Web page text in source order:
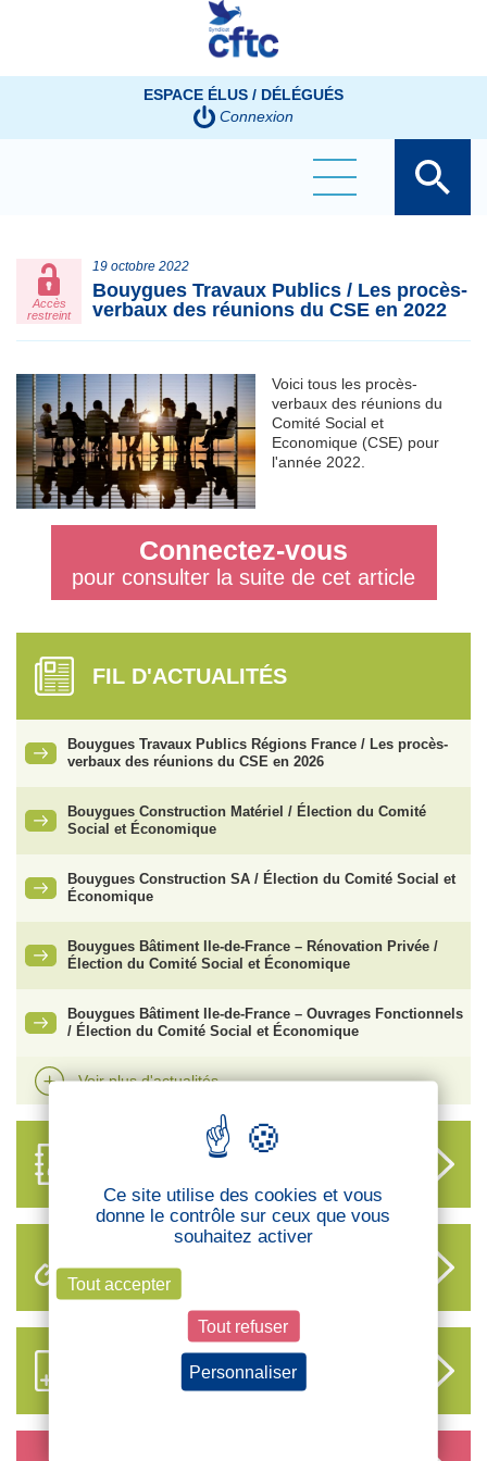
ESPACE ÉLUS / DÉLÉGUÉS
Connexion
Accès
restreint
19 octobre 2022
Bouygues Travaux Publics / Les procès-
verbaux des réunions du CSE en 2022
Voici tous les procès-
verbaux des réunions du
Comité Social et
Economique (CSE) pour
l'année 2022.
Connectez-vous
pour consulter la suite de cet article
FIL D'ACTUALITÉS
Bouygues Travaux Publics Régions France / Les procès-
verbaux des réunions du CSE en 2026
Bouygues Construction Matériel / Élection du Comité
Social et Économique
Bouygues Construction SA / Élection du Comité Social et
Économique
Bouygues Bâtiment Ile-de-France – Rénovation Privée /
Élection du Comité Social et Économique
Bouygues Bâtiment Ile-de-France – Ouvrages Fonctionnels
/ Élection du Comité Social et Économique
Voir plus d'actualités
LIENS UTILES
S’ABONNER AUX NOUVEAUX
CONTENUS CFTC
Panneau de gestion des cookies
Ce site utilise des cookies et vous
donne le contrôle sur ceux que vous
souhaitez activer
Tout accepter
Tout refuser
Personnaliser